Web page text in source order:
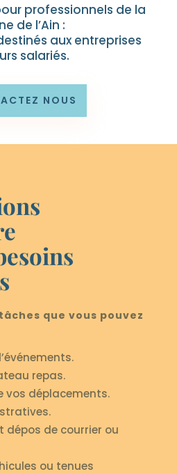
professionnels de la
de l’Ain :
aux entreprises
salariés.
NOUS
que vous pouvez
repas.
vos déplacements.
dépos de courrier ou
ou tenues